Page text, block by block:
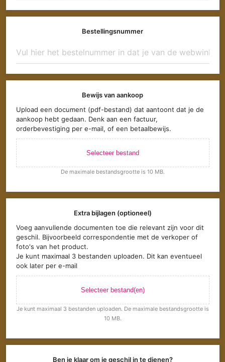
Bestellingsnummer
Bewijs van aankoop
Upload een document (pdf-bestand) dat aantoont dat je de
aankoop hebt gedaan. Denk aan een factuur,
orderbevestiging per e-mail, of een betaalbewijs.
Selecteer bestand
De maximale bestandsgrootte is 10 MB.
Extra bijlagen (optioneel)
Voeg aanvullende documenten toe die relevant zijn voor dit
geschil. Bijvoorbeeld correspondentie met de verkoper of
foto's van het product.
Je kunt maximaal 3 bestanden uploaden. Dit kan eventueel
ook later per e-mail
Selecteer bestand(en)
Je kunt maximaal 3 bestanden uploaden. De maximale bestandsgrootte is
10 MB.
Ben je klaar om je geschil in te dienen?